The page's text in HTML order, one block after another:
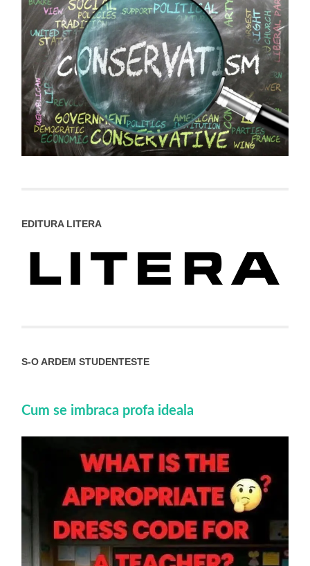
EDITURA LITERA
S-O ARDEM STUDENTESTE
Cum se imbraca profa ideala